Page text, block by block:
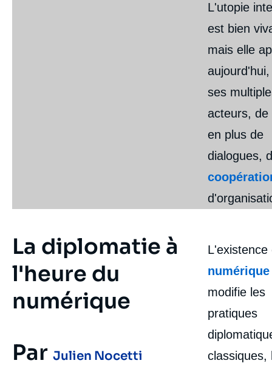
L'utopie
est bien
mais elle
ses
acteurs, de
en plus de
dialogues,
La diplomatie à
l'heure du
numérique
Par Julien Nocetti
L'existence
numérique
modifie les
pratiques
classiques,